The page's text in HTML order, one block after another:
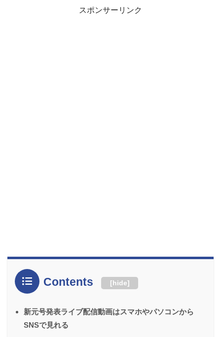
スポンサーリンク
Contents [hide]
新元号発表ライブ配信動画はスマホやパソコンから
SNSで見れる